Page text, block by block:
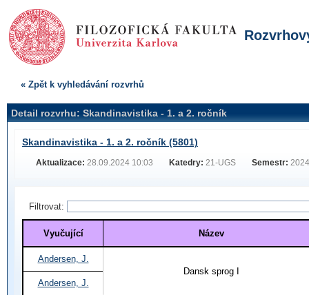
« Zpět k vyhledávání rozvrhů
Detail rozvrhu: Skandinavistika - 1. a 2. ročník
Skandinavistika - 1. a 2. ročník (5801)
Aktualizace: 28.09.2024 10:03 Katedry: 21-UGS Semestr:
Filtrovat:
Vyučující Název
Andersen, J.
Dansk sprog I
Andersen, J.